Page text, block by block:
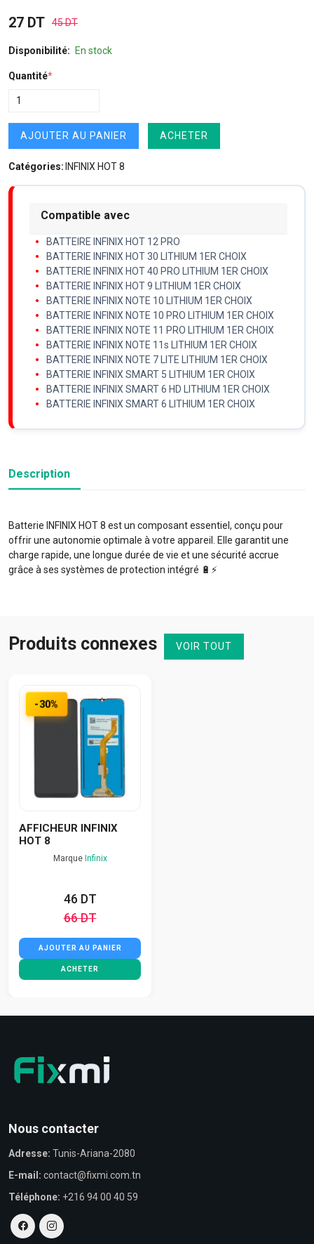
27 DT 45 DT
Disponibilité: En stock
Quantité*
AJOUTER AU PANIER ACHETER
Catégories: INFINIX HOT 8
Compatible avec
BATTEIRE INFINIX HOT 12 PRO
BATTERIE INFINIX HOT 30 LITHIUM 1ER CHOIX
BATTERIE INFINIX HOT 40 PRO LITHIUM 1ER CHOIX
BATTERIE INFINIX HOT 9 LITHIUM 1ER CHOIX
BATTERIE INFINIX NOTE 10 LITHIUM 1ER CHOIX
BATTERIE INFINIX NOTE 10 PRO LITHIUM 1ER CHOIX
BATTERIE INFINIX NOTE 11 PRO LITHIUM 1ER CHOIX
BATTERIE INFINIX NOTE 11s LITHIUM 1ER CHOIX
BATTERIE INFINIX NOTE 7 LITE LITHIUM 1ER CHOIX
BATTERIE INFINIX SMART 5 LITHIUM 1ER CHOIX
BATTERIE INFINIX SMART 6 HD LITHIUM 1ER CHOIX
BATTERIE INFINIX SMART 6 LITHIUM 1ER CHOIX
Description
Batterie INFINIX HOT 8 est un composant essentiel, conçu pour
offrir une autonomie optimale à votre appareil. Elle garantit une
charge rapide, une longue durée de vie et une sécurité accrue
grâce à ses systèmes de protection intégré 🔋⚡️
Produits connexes VOIR TOUT
-30%
AFFICHEUR INFINIX
HOT 8
Marque Infinix
46 DT
66 DT
AJOUTER AU PANIER
ACHETER
Nous contacter
Adresse: Tunis-Ariana-2080
E-mail: contact@fixmi.com.tn
Téléphone: +216 94 00 40 59